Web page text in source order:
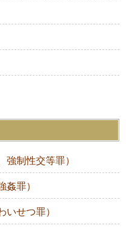
制性交等罪）
罪）
せつ罪）